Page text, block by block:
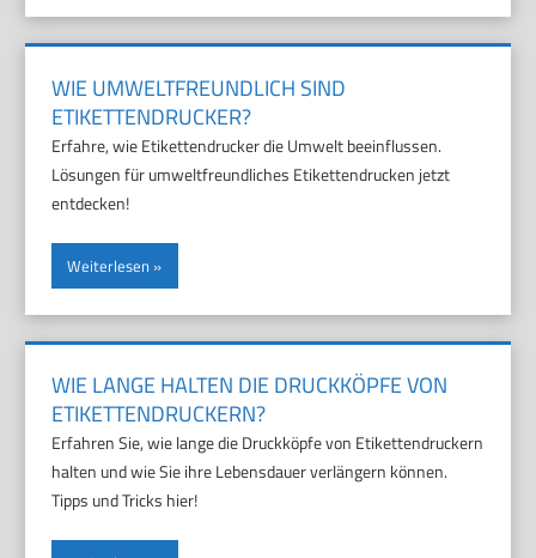
WIE UMWELTFREUNDLICH SIND
ETIKETTENDRUCKER?
Erfahre, wie Etikettendrucker die Umwelt beeinflussen.
Lösungen für umweltfreundliches Etikettendrucken jetzt
entdecken!
Weiterlesen
WIE LANGE HALTEN DIE DRUCKKÖPFE VON
ETIKETTENDRUCKERN?
Erfahren Sie, wie lange die Druckköpfe von Etikettendruckern
halten und wie Sie ihre Lebensdauer verlängern können.
Tipps und Tricks hier!